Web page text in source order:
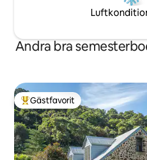
Andra bra
Populär gästfavorit
Gästfavorit